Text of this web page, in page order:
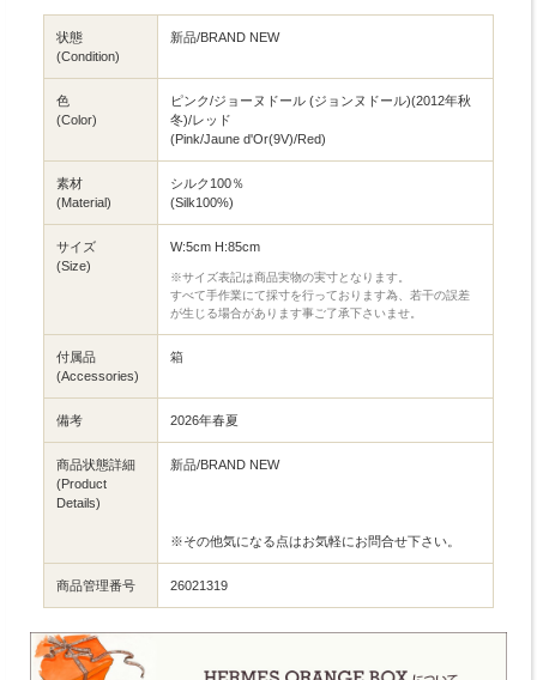
状態
(Condition)
新品/BRAND NEW
色
(Color)
ピンク/ジョーヌドール (ジョンヌドール)(2012年秋
冬)/レッド
(Pink/Jaune d'Or(9V)/Red)
素材
(Material)
シルク100％
(Silk100%)
サイズ
(Size)
W:5cm H:85cm
※サイズ表記は商品実物の実寸となります。
すべて手作業にて採寸を行っております為、若干の誤差
が生じる場合があります事ご了承下さいませ。
付属品
(Accessories)
箱
備考 2026年春夏
商品状態詳細
(Product
Details)
新品/BRAND NEW
※その他気になる点はお気軽にお問合せ下さい。
商品管理番号 26021319